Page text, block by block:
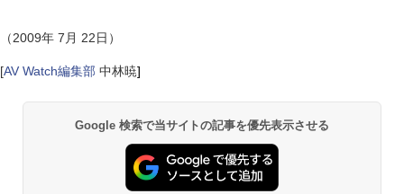
（2009年 7月 22日）
[AV Watch編集部 中林暁]
Google 検索で当サイトの記事を優先表示させる